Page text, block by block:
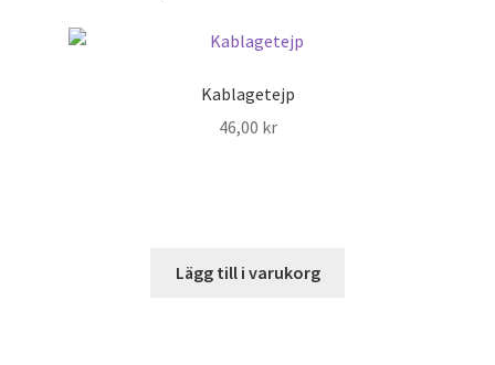
Kablagetejp
46,00 kr
Lägg till i varukorg